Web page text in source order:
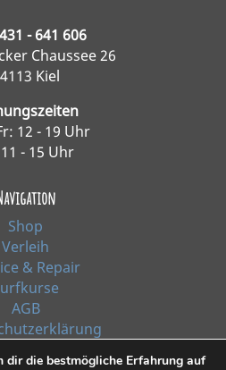
- 641 606
Chaussee 26
Kiel
12 - 19 Uhr
- 15 Uhr
Shop
Verleih
& Repair
AGB
dir die bestmögliche Erfahrung auf